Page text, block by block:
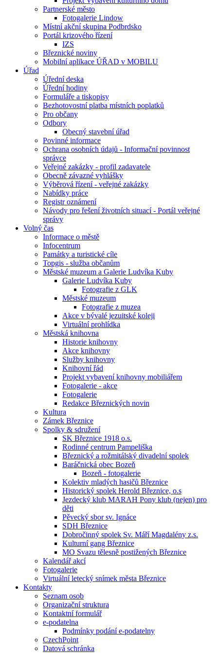
Partnerské město
Fotogalerie Lindow
Místní akční skupina Podbrdsko
Portál krizového řízení
IZS
Březnické noviny
Mobilní aplikace ÚŘAD v MOBILU
Úřad
Úřední deska
Úřední hodiny
Formuláře a tiskopisy
Bezhotovostní platba místních poplatků
Pro občany
Odbory
Obecný stavební úřad
Povinné informace
Ochrana osobních údajů - Informační povinnost
správce
Veřejné zakázky - profil zadavatele
Obecně závazné vyhlášky
Výběrová řízení - veřejné zakázky
Nabídky práce
Registr oznámení
Návody pro řešení životních situací - Portál veřejné
správy
Volný čas
Informace o městě
Infocentrum
Památky a turistické cíle
Topgis - služba občanům
Městské muzeum a Galerie Ludvíka Kuby
Galerie Ludvíka Kuby
Fotografie z GLK
Městské muzeum
Fotografie z muzea
Akce v bývalé jezuitské koleji
Virtuální prohlídka
Městská knihovna
Historie knihovny
Akce knihovny
Služby knihovny
Knihovní řád
Projekt vybavení knihovny mobiliářem
Fotogalerie - akce
Fotogalerie
Redakce Březnických novin
Kultura
Zámek Březnice
Spolky & sdružení
SK Březnice 1918 o.s.
Rodinné centrum Pampeliška
Březnický a rožmitálský divadelní spolek
Baráčnická obec Bozeň
Bozeň - fotogalerie
Kolektiv mladých hasičů Březnice
Historický spolek Herold Březnice, o.s
Jezdecký klub MARAH Pony klub (nejen) pro
děti
Pěvecký sbor sv. Ignáce
SDH Březnice
Dobročinný spolek Sv. Máří Magdalény z.s.
Kulturní gang Březnice
MO Svazu tělesně postižených Březnice
Kalendář akcí
Fotogalerie
Virtuální letecký snímek města Březnice
Kontakty
Seznam osob
Organizační struktura
Kontaktní formulář
e-podatelna
Podmínky podání e-podatelny
CzechPoint
Datová schránka